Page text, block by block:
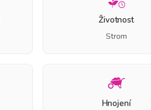
Životnost
Strom
Hnojení